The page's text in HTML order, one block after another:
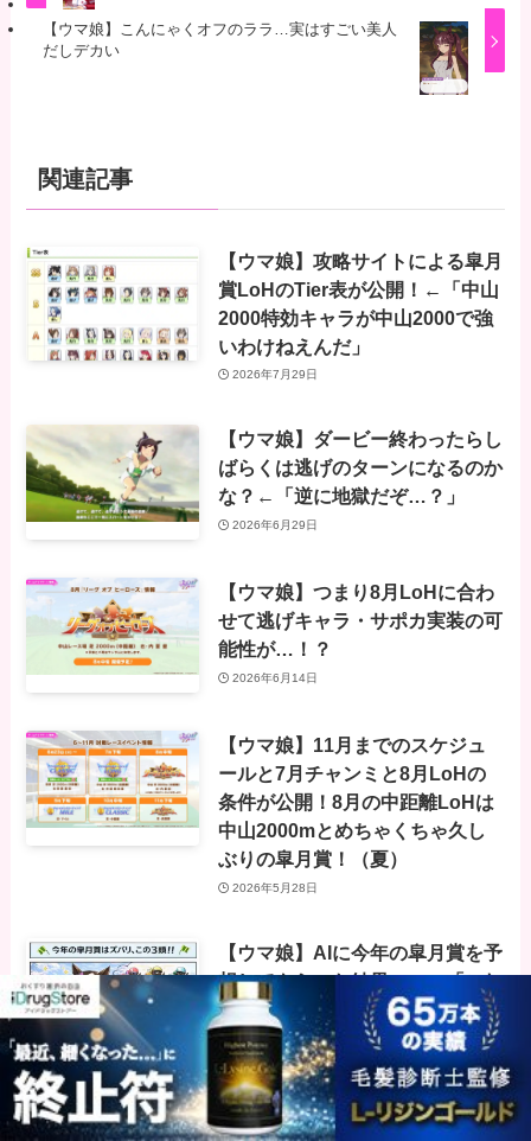
【ウマ娘】こんにゃくオフのララ…実はすごい美人
だしデカい
関連記事
【ウマ娘】攻略サイトによる皐月
賞LoHのTier表が公開！←「中山
2000特効キャラが中山2000で強
いわけねえんだ」
2026年7月29日
【ウマ娘】ダービー終わったらし
ばらくは逃げのターンになるのか
な？←「逆に地獄だぞ…？」
2026年6月29日
【ウマ娘】つまり8月LoHに合わ
せて逃げキャラ・サポカ実装の可
能性が…！？
2026年6月14日
【ウマ娘】11月までのスケジュ
ールと7月チャンミと8月LoHの
条件が公開！8月の中距離LoHは
中山2000mとめちゃくちゃ久し
ぶりの皐月賞！（夏）
2026年5月28日
【ウマ娘】AIに今年の皐月賞を予
想してもらった結果ｗｗｗ「これ
が巷で噂の競馬予想AIか…」
2026年4月20日
【ウマ娘】皐月賞の記念イラス
ト、何のゲームだよこれｗｗｗｗ